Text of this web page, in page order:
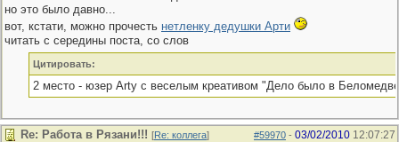
но это было давно...
вот, кстати, можно прочесть нетленку дедушки Арти
читать с середины поста, со слов
Цитировать:
2 место - юзер Arty с веселым креативом "Дело было в
#59970 - 03/02/2010 12:07:27
Re: Работа в Рязани!!! [Re: коллега]